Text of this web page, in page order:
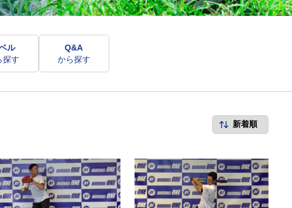
ル
探す
Q&A
から探す